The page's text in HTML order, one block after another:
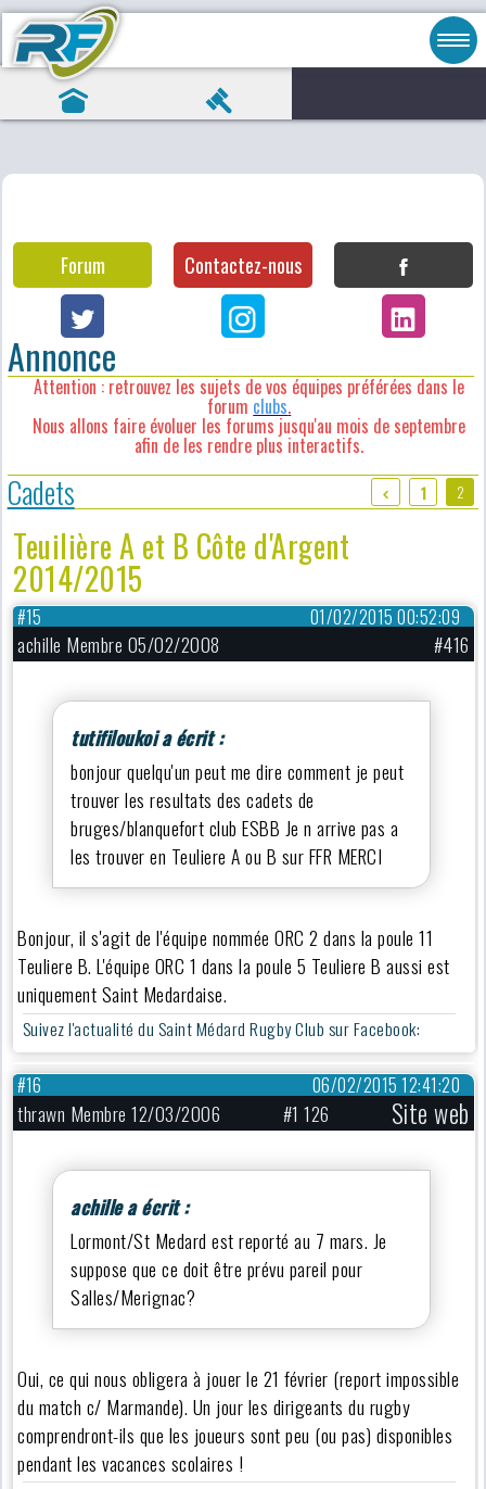
Forum Contactez-nous
Annonce
Attention : retrouvez les sujets de vos équipes préférées dans le
forum clubs.
Nous allons faire évoluer les forums jusqu'au mois de septembre
afin de les rendre plus interactifs.
Cadets 1 2
Teuilière A et B Côte d'Argent
2014/2015
01/02/2015 00:52:09
#15
achille Membre 05/02/2008 #416
tutifiloukoi a écrit :
bonjour quelqu'un peut me dire comment je peut
trouver les resultats des cadets de
bruges/blanquefort club ESBB Je n arrive pas a
les trouver en Teuliere A ou B sur FFR MERCI
Bonjour, il s'agit de l'équipe nommée ORC 2 dans la poule 11
Teuliere B. L'équipe ORC 1 dans la poule 5 Teuliere B aussi est
uniquement Saint Medardaise.
Suivez l'actualité du Saint Médard Rugby Club sur Facebook:
06/02/2015 12:41:20
#16
thrawn Membre 12/03/2006 #1 126 Site web
achille a écrit :
Lormont/St Medard est reporté au 7 mars. Je
suppose que ce doit être prévu pareil pour
Salles/Merignac?
Oui, ce qui nous obligera à jouer le 21 février (report impossible
du match c/ Marmande). Un jour les dirigeants du rugby
comprendront-ils que les joueurs sont peu (ou pas) disponibles
pendant les vacances scolaires !